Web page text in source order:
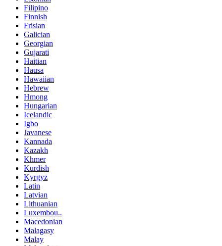
Filipino
Finnish
Frisian
Galician
Georgian
Gujarati
Haitian
Hausa
Hawaiian
Hebrew
Hmong
Hungarian
Icelandic
Igbo
Javanese
Kannada
Kazakh
Khmer
Kurdish
Kyrgyz
Latin
Latvian
Lithuanian
Luxembou..
Macedonian
Malagasy
Malay